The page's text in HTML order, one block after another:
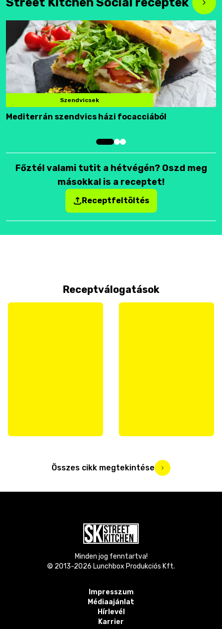
Szendvicsek
Mediterrán szendvics házi focacciából
Főztél valami tutit a hétvégén? Oszd meg
másokkal is a receptet!
Receptfeltöltés
Receptválogatások
Összes cikk megtekintése
Minden jog fenntartva!
© 2013-2026 Lunchbox Produkciós Kft.
Impresszum
Médiaajánlat
Hírlevél
Karrier